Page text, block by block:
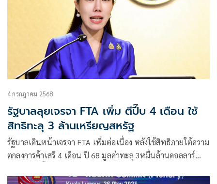
4 กรกฎาคม 2568
รัฐบาลลุยเจรจา FTA เพิ่ม ตีปี๊บ 4 เดือน ใช้
สิทธิทะลุ 3 ล้านเหรียญสหรัฐ
รัฐบาลเดินหน้าเจรจา FTA เพิ่มต่อเนื่อง หลังใช้สิทธิภายใต้ความ
ตกลงการค้าเสรี 4 เดือน ปี 68 มูลค่าทะลุ 3หมื่นล้านดอลลาร์